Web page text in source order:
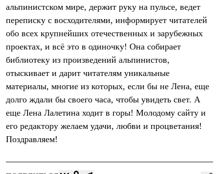
Футболки
Толстовки
Брюки
Женская одежда
Утепленная пухом
Жилеты
Утепленная синтетикой
Брюки
Штормовая одежда
Куртки
Софтшелл одежда
Брюки
Лёгкая одежда
альпинистском мире, держит руку на пульсе, ведет
переписку с восходителями, информирует читателей
обо всех крупнейших отечественных и зарубежных
проектах, и всё это в одиночку! Она собирает
библиотеку из произведений альпинистов,
отыскивает и дарит читателям уникальные
материалы, многие из которых, если бы не Лена, еще
долго ждали бы своего часа, чтобы увидеть свет. А
еще Лена Лалетина ходит в горы! Молодому сайту и
его редактору желаем удачи, любви и процветания!
Поздравляем!